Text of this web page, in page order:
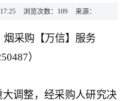
浏览次数： 109来源：
烟采购【万信】服务
50487）
大调整，经采购人研究决